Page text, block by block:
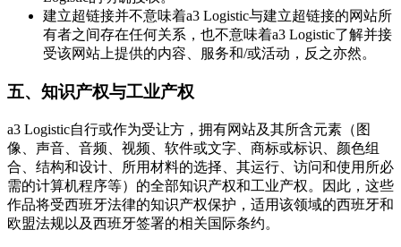
建立超链接并不意味着a3 Logistic与建立超链接的网站所
有者之间存在任何关系，也不意味着a3 Logistic了解并接
受该网站上提供的内容、服务和/或活动，反之亦然。
五、知识产权与工业产权
a3 Logistic自行或作为受让方，拥有网站及其所含元素（图
像、声音、音频、视频、软件或文字、商标或标识、颜色组
合、结构和设计、所用材料的选择、其运行、访问和使用所必
需的计算机程序等）的全部知识产权和工业产权。因此，这些
作品将受西班牙法律的知识产权保护，适用该领域的西班牙和
欧盟法规以及西班牙签署的相关国际条约。